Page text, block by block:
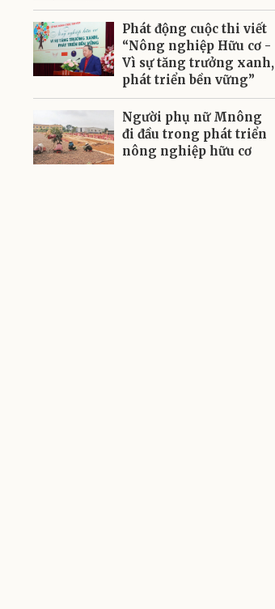
Phát động cuộc thi viết
“Nông nghiệp Hữu cơ -
Vì sự tăng trưởng xanh,
phát triển bền vững”
Người phụ nữ Mnông
đi đầu trong phát triển
nông nghiệp hữu cơ